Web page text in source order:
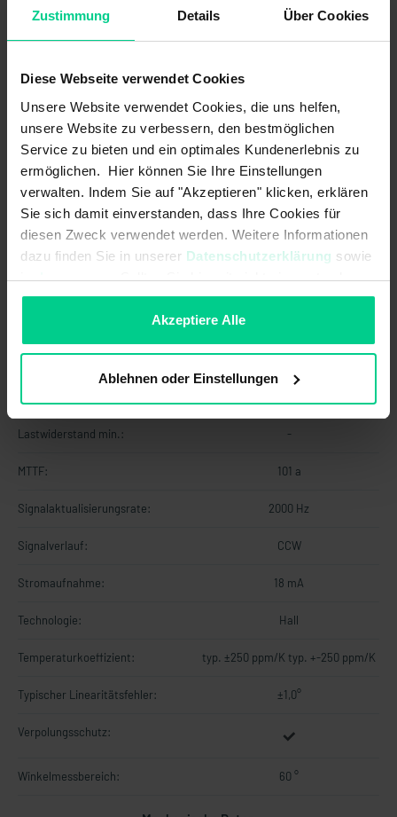
Zustimmung Details Über Cookies
Diese Webseite verwendet Cookies
Unsere Website verwendet Cookies, die uns helfen,
unsere Website zu verbessern, den bestmöglichen
Service zu bieten und ein optimales Kundenerlebnis zu
ermöglichen. Hier können Sie Ihre Einstellungen
verwalten. Indem Sie auf "Akzeptieren" klicken, erklären
Sie sich damit einverstanden, dass Ihre Cookies für
diesen Zweck verwendet werden. Weitere Informationen
dazu finden Sie in unserer Datenschutzerklärung sowie
imImpressum. Sollten Sie hiermit nicht einverstanden
sein, können Sie die Verwendung von Cookies hier
Akzeptiere Alle
Ablehnen oder Einstellungen
Ausgänge (Anzahl, type): 1
EMV Erdbaumaschinen und
Baumaschinen (Norm):
DIN EN ISO 13766-1<br>pulse "load
dump": max. voltage 35V (absolute)
EMV Flurförderzeuge (Norm): DIN EN 12895
EMV Land- und forstwirtschaftliche
Maschinen (Norm):
EN ISO 14982<br>pulse 5b: max.
voltage 35V (absolute), functional
status C for pulse 1 and 4
Kurzschlussfestigkeit zu GND:
Kurzschlussfestigkeit zu
Versorgung:
Lastwiderstand min.: -
MTTF: 101 a
Signalaktualisierungsrate: 2000 Hz
Signalverlauf: CCW
Stromaufnahme: 18 mA
Technologie: Hall
Temperaturkoeffizient: typ. ±250 ppm/K typ. +-250 ppm/K
Typischer Linearitätsfehler: ±1,0°
Verpolungsschutz:
Winkelmessbereich: 60 °